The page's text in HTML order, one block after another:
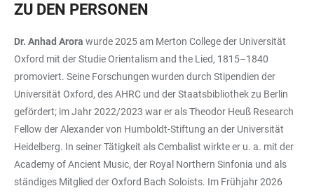
ZU DEN PERSONEN
Dr. Anhad Arora wurde 2025 am Merton College der Universität
Oxford mit der Studie Orientalism and the Lied, 1815–1840
promoviert. Seine Forschungen wurden durch Stipendien der
Universität Oxford, des AHRC und der Staatsbibliothek zu Berlin
gefördert; im Jahr 2022/2023 war er als Theodor Heuß Research
Fellow der Alexander von Humboldt-Stiftung an der Universität
Heidelberg. In seiner Tätigkeit als Cembalist wirkte er u. a. mit der
Academy of Ancient Music, der Royal Northern Sinfonia und als
ständiges Mitglied der Oxford Bach Soloists. Im Frühjahr 2026